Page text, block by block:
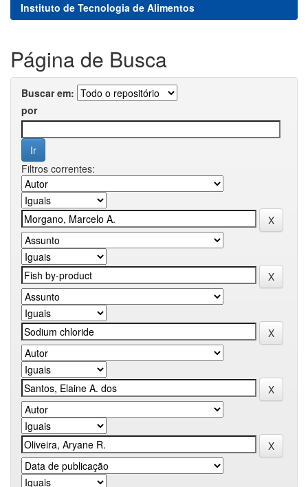
Instituto de Tecnologia de Alimentos
Página de Busca
Buscar em:
por
Filtros correntes: